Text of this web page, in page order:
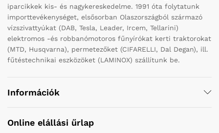
iparcikkek kis- és nagykereskedelme. 1991 óta folytatunk
importtevékenységet, elsősorban Olaszországból származó
vízszivattyúkat (DAB, Tesla, Leader, Ircem, Tellarini)
elektromos -és robbanómotoros fűnyírókat kerti traktorokat
(MTD, Husqvarna), permetezőket (CIFARELLI, Dal Degan), ill.
fűtéstechnikai eszközöket (LAMINOX) szállítunk be.
Információk
Online elállási űrlap